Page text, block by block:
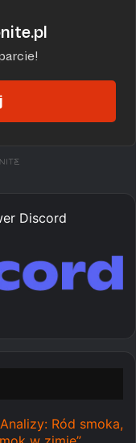
Discord
Ród smoka,